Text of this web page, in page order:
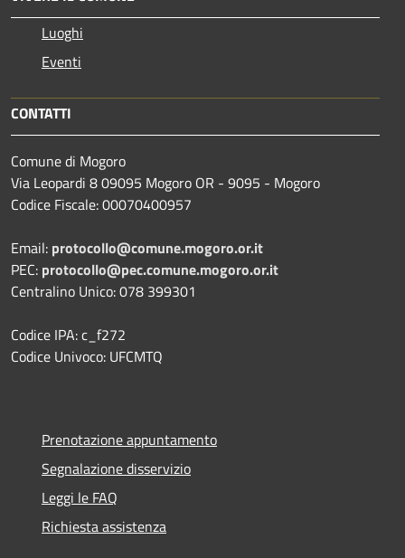
Luoghi
Eventi
CONTATTI
Comune di Mogoro
Via Leopardi 8 09095 Mogoro OR - 9095 - Mogoro
Codice Fiscale: 00070400957
Email: protocollo@comune.mogoro.or.it
PEC: protocollo@pec.comune.mogoro.or.it
Centralino Unico: 078 399301
Codice IPA: c_f272
Codice Univoco: UFCMTQ
Prenotazione appuntamento
Segnalazione disservizio
Leggi le FAQ
Richiesta assistenza